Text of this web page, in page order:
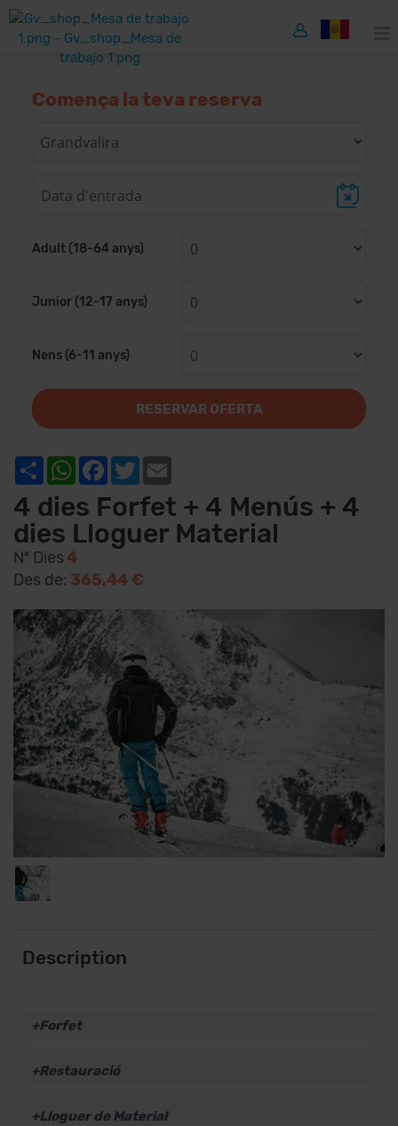
Comença la teva reserva
Adult (18-64 anys)
Junior (12-17 anys)
Nens (6-11 anys)
RESERVAR OFERTA
Share WhatsAppFacebook
Twitter
4 dies Forfet + 4 Menús + 4
dies Lloguer Material
Nº Dies 4
Des de: 365,44 €
Description
Forfet
Restauració
Lloguer de Material